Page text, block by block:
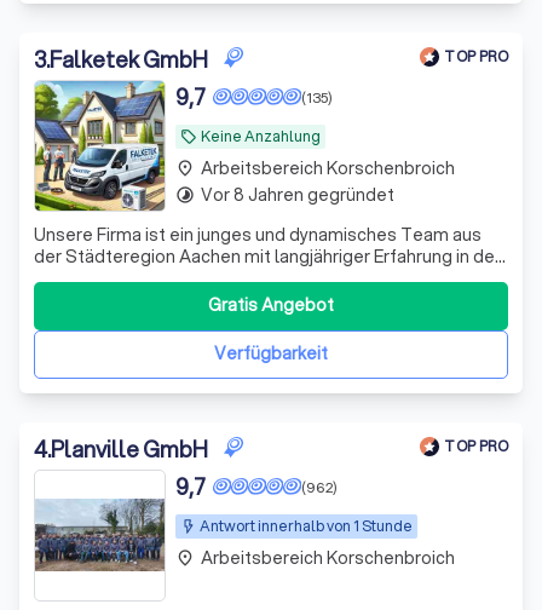
3.Falketek GmbH TOP PRO
local_offer Keine Anzahlung
(135)
9,7
Unsere Firma ist ein junges und dynamisches Team aus
der Städteregion Aachen mit langjähriger Erfahrung in der
Photovoltaikbranche. Wir sind nicht nur ein
Elektromeisterbetrieb, sondern verfügen auch über
umfassende Kenntnisse im Bereich Elektrotechnik und
Montage von Photovoltaikmodulen. Unsere Stä
Verfügbarkeit
Gratis Angebot
place Arbeitsbereich Korschenbroich
timelapse Vor 8 Jahren gegründet
4.Planville GmbH TOP PRO
Antwort innerhalb von 1 Stunde
(962)
9,7
place Arbeitsbereich Korschenbroich